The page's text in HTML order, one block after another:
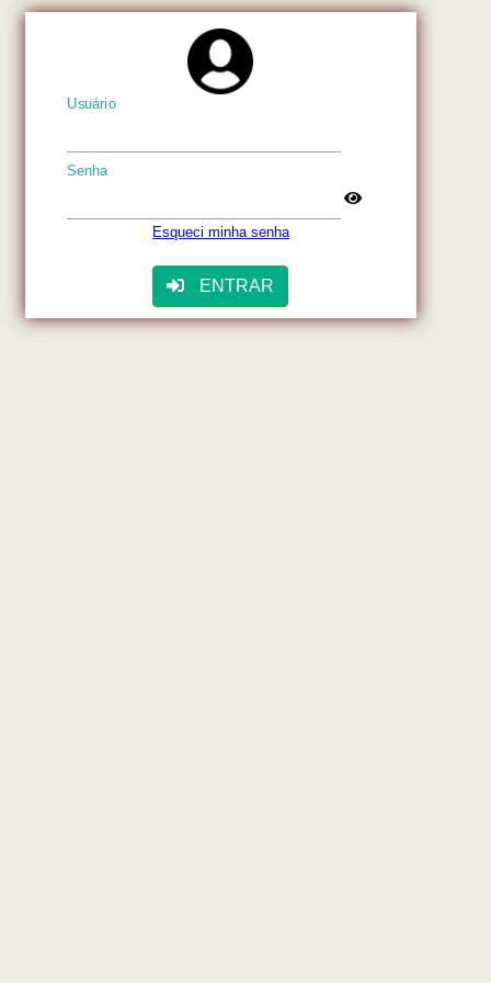
Usuário
Senha
Esqueci minha senha
ENTRAR